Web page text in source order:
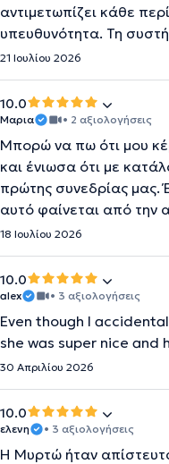
αντιμετωπίζει κάθε
υπευθυνότητα. Τη
21 Ιουλίου 2026
10.0
Μαρια • 2 αξιολογήσεις
Μπορώ να πω ότι μου
και ένιωσα ότι με
πρώτης συνεδρίας μας.
αυτό φαίνεται από την
18 Ιουλίου 2026
10.0
alex • 3 αξιολογήσεις
Even though I
she was super nice and
30 Απριλίου 2026
10.0
ελενη • 3 αξιολογήσεις
Η Μυρτώ ήταν